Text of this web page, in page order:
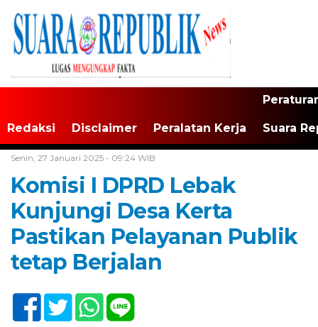
Redaksi Disclaimer Peralatan Kerja Suara
Senin, 27 Januari 2025 - 09:24 WIB
Komisi I DPRD Lebak
Kunjungi Desa Kerta
Pastikan Pelayanan Publik
tetap Berjalan